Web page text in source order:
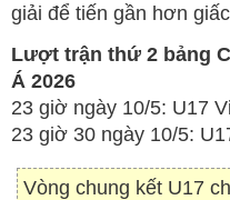
giải để tiến gần hơn
Lượt trận thứ 2 bảng
Á 2026
23 giờ ngày 10/5: U17
23 giờ 30 ngày 10/5:
Vòng chung kết U17